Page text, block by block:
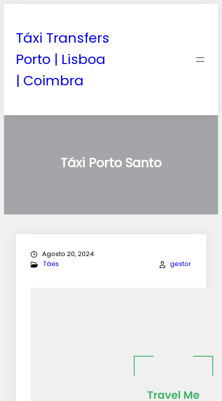
Táxi Transfers
Porto | Lisboa
| Coimbra
Táxi Porto Santo
Agosto 20, 2024
Táxis
gestor